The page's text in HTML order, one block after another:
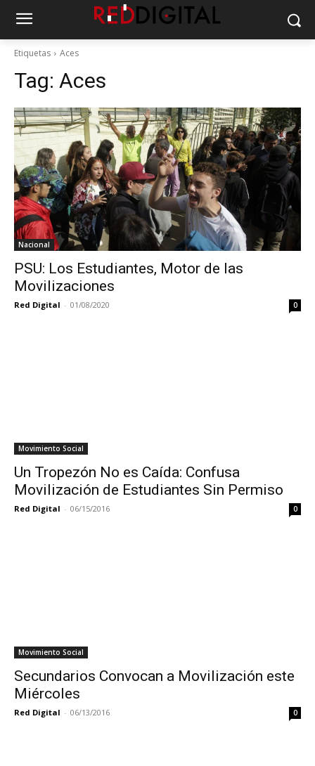
Etiquetas Aces
Tag: Aces
Nacional
PSU: Los Estudiantes, Motor de las
Movilizaciones
Red Digital - 01/08/2020 0
Movimiento Social
Un Tropezón No es Caída: Confusa
Movilización de Estudiantes Sin Permiso
Red Digital - 06/15/2016 0
Movimiento Social
Secundarios Convocan a Movilización este
Miércoles
Red Digital - 06/13/2016 0